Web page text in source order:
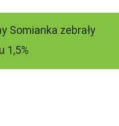
Somianka zebrały
1,5%